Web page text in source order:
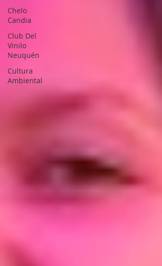
Chelo
Candia
Club Del
Vinilo
Neuquén
Cultura
Ambiental